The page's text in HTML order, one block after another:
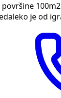
je od